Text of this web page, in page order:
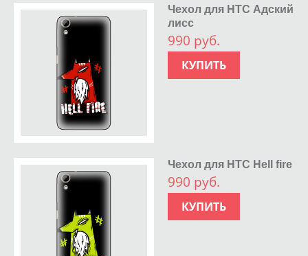
Чехол для HTC Адский
лисс
990 руб.
КУПИТЬ
Чехол для HTC Hell fire
990 руб.
КУПИТЬ